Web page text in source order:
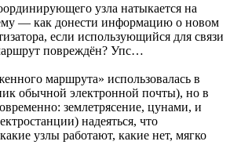
узла натыкается на
— как донести информацию о новом
если использующийся для связи
повреждён? Упс…
маршрута» использовалась в
обычной электронной почты), но в
землетрясение, цунами, и
надеяться, что
узлы работают, какие нет, мягко